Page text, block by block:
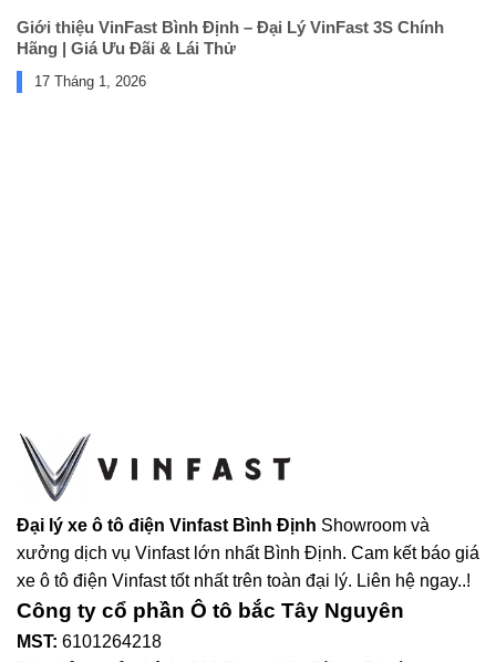
Giới thiệu VinFast Bình Định – Đại Lý VinFast 3S Chính
Hãng | Giá Ưu Đãi & Lái Thử
17 Tháng 1, 2026
Đại lý xe ô tô điện Vinfast Bình Định Showroom và
xưởng dịch vụ Vinfast lớn nhất Bình Định. Cam kết báo giá
xe ô tô điện Vinfast tốt nhất trên toàn đại lý. Liên hệ ngay..!
Công ty cổ phần Ô tô bắc Tây Nguyên
MST: 6101264218